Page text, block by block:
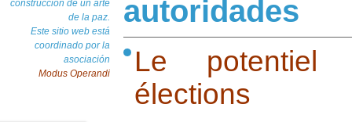
construcción de un arte
de la paz.
Este sitio web está
coordinado por la
asociación
Modus Operandi
autoridades
Le potentiel
élections